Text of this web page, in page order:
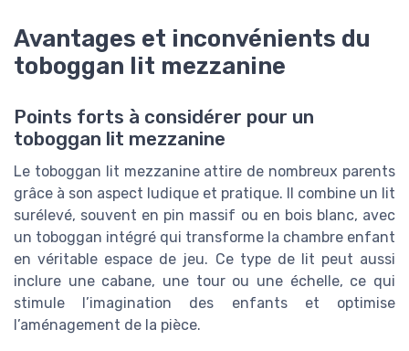
Avantages et inconvénients du
toboggan lit mezzanine
Points forts à considérer pour un
toboggan lit mezzanine
Le toboggan lit mezzanine attire de nombreux parents
grâce à son aspect ludique et pratique. Il combine un lit
surélevé, souvent en pin massif ou en bois blanc, avec
un toboggan intégré qui transforme la chambre enfant
en véritable espace de jeu. Ce type de lit peut aussi
inclure une cabane, une tour ou une échelle, ce qui
stimule l’imagination des enfants et optimise
l’aménagement de la pièce.